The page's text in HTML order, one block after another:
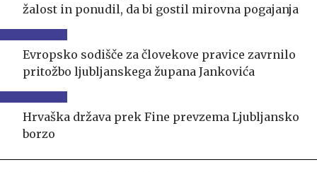
žalost in ponudil, da bi gostil mirovna pogajanja
Evropsko sodišče za človekove pravice zavrnilo
pritožbo ljubljanskega župana Jankovića
Hrvaška država prek Fine prevzema Ljubljansko
borzo